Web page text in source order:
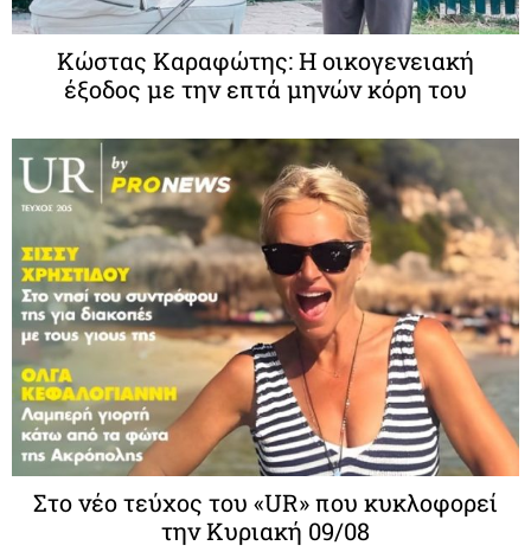
Κώστας Καραφώτης: Η οικογενειακή
έξοδος με την επτά μηνών κόρη του
Στο νέο τεύχος του «UR» που κυκλοφορεί
την Κυριακή 09/08